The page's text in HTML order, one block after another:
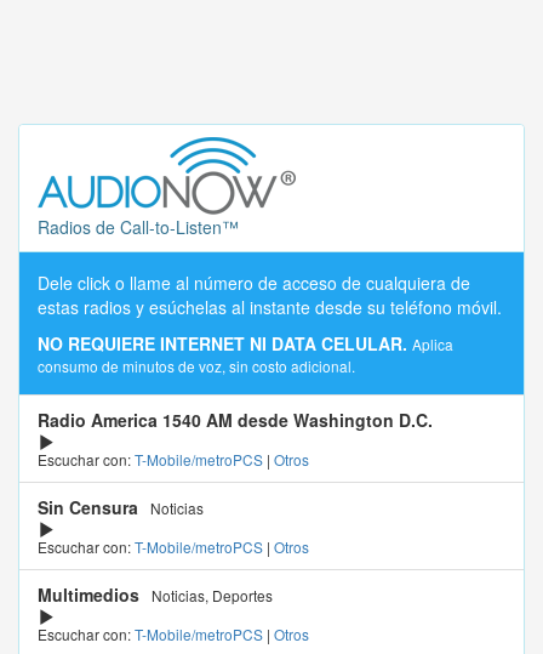
Radios de Call-to-Listen™
Dele click o llame al número de acceso de cualquiera de
estas radios y esúchelas al instante desde su teléfono móvil.
NO REQUIERE INTERNET NI DATA CELULAR. Aplica
consumo de minutos de voz, sin costo adicional.
Radio America 1540 AM desde Washington D.C.
Escuchar con:T-Mobile/metroPCS | Otros
Sin Censura
Noticias
Escuchar con:T-Mobile/metroPCS | Otros
Multimedios
Noticias, Deportes
Escuchar con:T-Mobile/metroPCS | Otros